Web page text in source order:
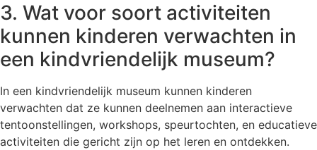
3. Wat voor soort activiteiten
kunnen kinderen verwachten in
een kindvriendelijk museum?
In een kindvriendelijk museum kunnen kinderen
verwachten dat ze kunnen deelnemen aan interactieve
tentoonstellingen, workshops, speurtochten, en educatieve
activiteiten die gericht zijn op het leren en ontdekken.